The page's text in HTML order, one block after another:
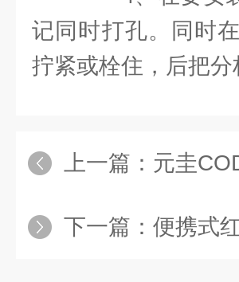
记同时打孔。同时
拧紧或栓住，后把
上一篇： 元圭COD
下一篇： 便携式